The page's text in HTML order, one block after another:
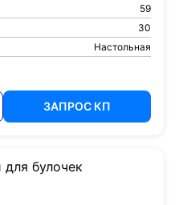
59
30
Настольная
ЗАПРОС КП